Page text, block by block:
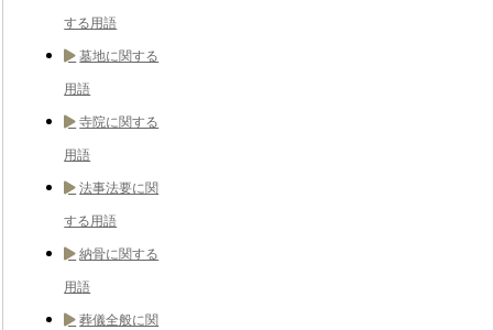
する用語
墓地に関する
用語
寺院に関する
用語
法事法要に関
する用語
納骨に関する
用語
葬儀全般に関